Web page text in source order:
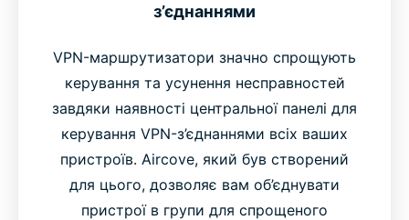
з’єднаннями
VPN-маршрутизатори значно спрощують
керування та усунення несправностей
завдяки наявності центральної панелі для
керування VPN-з’єднаннями всіх ваших
пристроїв. Aircove, який був створений
для цього, дозволяє вам об’єднувати
пристрої в групи для спрощеного